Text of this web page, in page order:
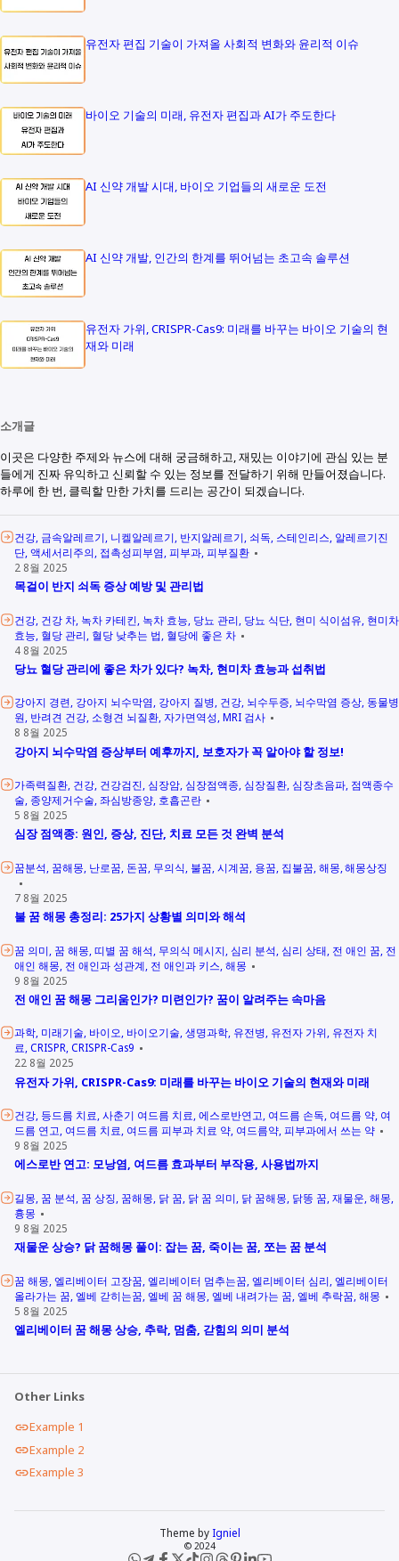
유전자 편집 기술이 가져올 사회적 변화와 윤리적 이슈
바이오 기술의 미래, 유전자 편집과 AI가 주도한다
AI 신약 개발 시대, 바이오 기업들의 새로운 도전
AI 신약 개발, 인간의 한계를 뛰어넘는 초고속 솔루션
유전자 가위, CRISPR-Cas9: 미래를 바꾸는 바이오 기술의 현
재와 미래
소개글
이곳은 다양한 주제와 뉴스에 대해 궁금해하고, 재밌는 이야기에 관심 있는 분
들에게 진짜 유익하고 신뢰할 수 있는 정보를 전달하기 위해 만들어졌습니다.
하루에 한 번, 클릭할 만한 가치를 드리는 공간이 되겠습니다.
건강 금속알레르기 니켈알레르기 반지알레르기 쇠독 스테인리스 알레르기진
단 액세서리주의 접촉성피부염 피부과 피부질환
2 8월 2025
목걸이 반지 쇠독 증상 예방 및 관리법
건강 건강 차 녹차 카테킨 녹차 효능 당뇨 관리 당뇨 식단 현미 식이섬유 현미차
효능 혈당 관리 혈당 낮추는 법 혈당에 좋은 차
4 8월 2025
당뇨 혈당 관리에 좋은 차가 있다? 녹차, 현미차 효능과 섭취법
강아지 경련 강아지 뇌수막염 강아지 질병 건강 뇌수두증 뇌수막염 증상 동물병
원 반려견 건강 소형견 뇌질환 자가면역성 MRI 검사
8 8월 2025
강아지 뇌수막염 증상부터 예후까지, 보호자가 꼭 알아야 할 정보!
가족력질환 건강 건강검진 심장암 심장점액종 심장질환 심장초음파 점액종수
술 종양제거수술 좌심방종양 호흡곤란
5 8월 2025
심장 점액종: 원인, 증상, 진단, 치료 모든 것 완벽 분석
꿈분석 꿈해몽 난로꿈 돈꿈 무의식 불꿈 시계꿈 용꿈 집불꿈 해몽 해몽상징
7 8월 2025
불 꿈 해몽 총정리: 25가지 상황별 의미와 해석
꿈 의미 꿈 해몽 띠별 꿈 해석 무의식 메시지 심리 분석 심리 상태 전 애인 꿈 전
애인 해몽 전 애인과 성관계 전 애인과 키스 해몽
9 8월 2025
전 애인 꿈 해몽 그리움인가? 미련인가? 꿈이 알려주는 속마음
과학 미래기술 바이오 바이오기술 생명과학 유전병 유전자 가위 유전자 치
료 CRISPR CRISPR-Cas9
22 8월 2025
유전자 가위, CRISPR-Cas9: 미래를 바꾸는 바이오 기술의 현재와 미래
건강 등드름 치료 사춘기 여드름 치료 에스로반연고 여드름 손독 여드름 약 여
드름 연고 여드름 치료 여드름 피부과 치료 약 여드름약 피부과에서 쓰는 약
9 8월 2025
에스로반 연고: 모낭염, 여드름 효과부터 부작용, 사용법까지
길몽 꿈 분석 꿈 상징 꿈해몽 닭 꿈 닭 꿈 의미 닭 꿈해몽 닭똥 꿈 재물운 해몽
흉몽
9 8월 2025
재물운 상승? 닭 꿈해몽 풀이: 잡는 꿈, 죽이는 꿈, 쪼는 꿈 분석
꿈 해몽 엘리베이터 고장꿈 엘리베이터 멈추는꿈 엘리베이터 심리 엘리베이터
올라가는 꿈 엘베 갇히는꿈 엘베 꿈 해몽 엘베 내려가는 꿈 엘베 추락꿈 해몽
5 8월 2025
엘리베이터 꿈 해몽 상승, 추락, 멈춤, 갇힘의 의미 분석
Other Links
Example 1
Example 2
Example 3
Theme by Igniel
© 2024